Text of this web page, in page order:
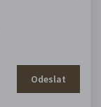
Odeslat